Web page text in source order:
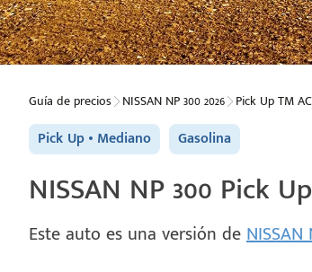
Guía de precios NISSAN NP 300 2026 Pick Up TM AC
Pick Up Mediano Gasolina
NISSAN NP 300 Pick
Este auto es una versión deNISSAN